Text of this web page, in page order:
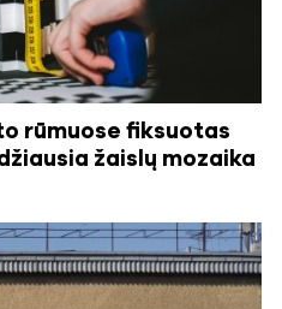
rūmuose fiksuotas
žaislų mozaika